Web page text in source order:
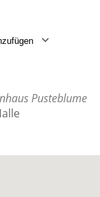
Pusteblume